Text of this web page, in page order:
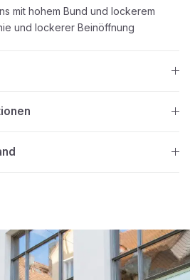
mit hohem Bund und lockerem
und lockerer Beinöffnung